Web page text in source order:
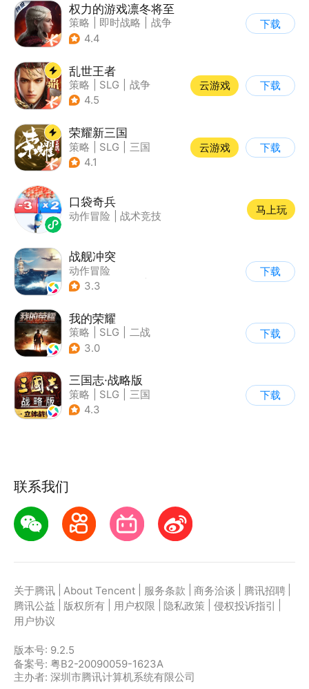
权力的游戏凛冬将至
策略 即时战略
战争
| 权利的游戏
4.4
下载
乱世王者
策略 SLG
战争
| 中国风
4.5
云游戏 下载
荣耀新三国
策略 SLG
三国
| 中国风
4.1
云游戏 下载
口袋奇兵
动作冒险 战术竞技
马上玩
战舰冲突
动作冒险
| 第三人称射击
3.3
下载
我的荣耀
策略 SLG
二战
| 欧美风
3.0
下载
三国志·战略版
策略 SLG
三国
| 三国志
4.3
下载
联系我们
关于腾讯 About Tencent 服务条款 商务洽谈 腾讯招聘
腾讯公益
版权所有 用户权限 隐私政策 侵权投诉指引
用户协议
版本号: 9.2.5
备案号: 粤B2-20090059-1623A
主办者: 深圳市腾讯计算机系统有限公司